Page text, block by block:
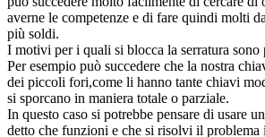
averne le competenze e di fare quindi molti
più soldi.
I motivi per i quali si blocca la serratura sono
Per esempio può succedere che la nostra
dei piccoli fori,come li hanno tante chiavi
si sporcano in maniera totale o parziale.
In questo caso si potrebbe pensare di usare
detto che funzioni e che si risolvi il problema